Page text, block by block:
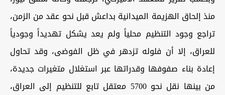
منذ إلحاق الهزيمة الميدانية بداعش قبل نحو عقد من الزمن،
تراجع وجود التنظيم محلياً ولم يعد يشكل تهديداً وجودياً
للعراق، إلا أن فلوله تزدهر في ظل الفوضى، وقد تحاول
إعادة بناء صفوفها وقدراتها عبر استغلال متغيرات جديدة،
من بينها نقل نحو 5700 معتقل تابع للتنظيم إلى العراق،